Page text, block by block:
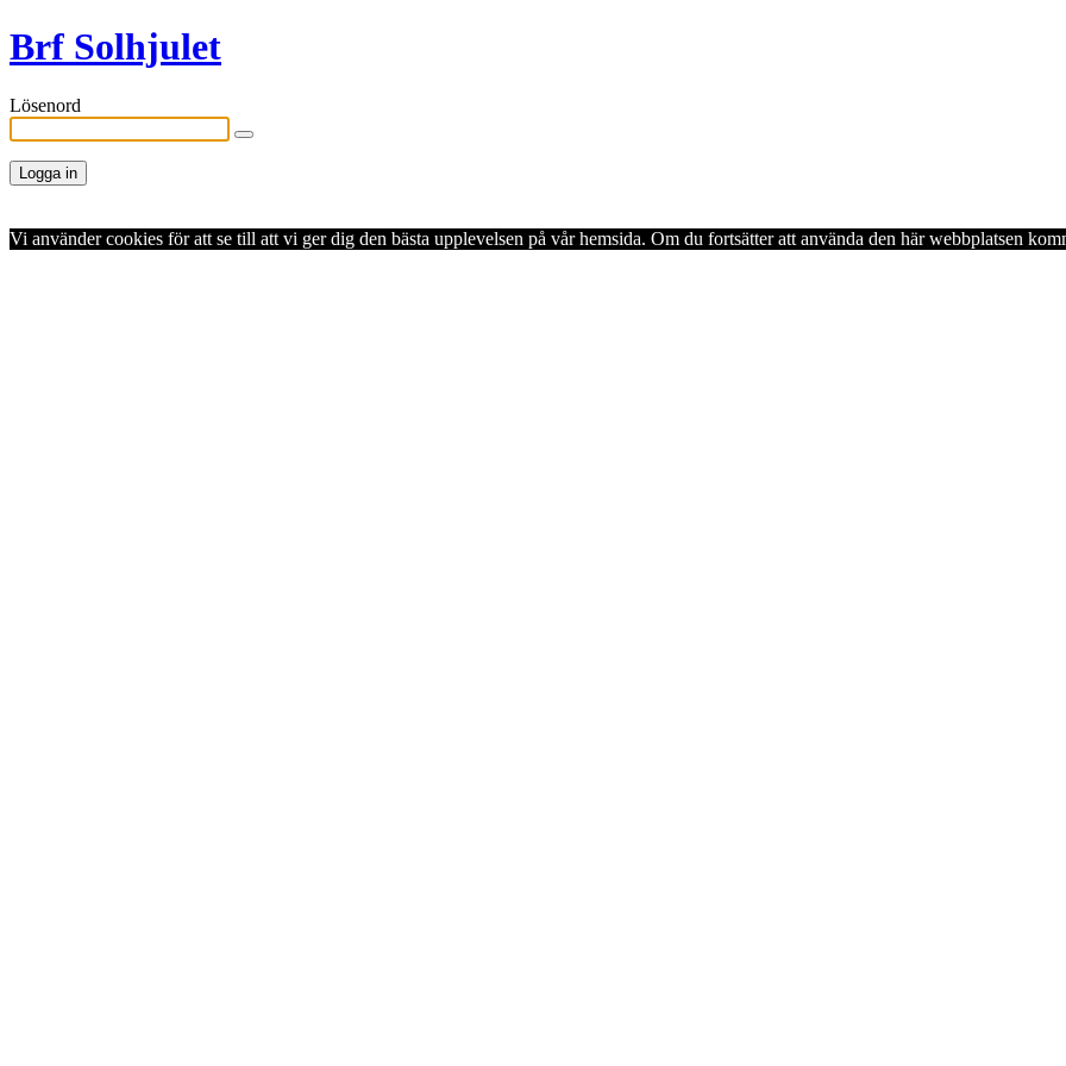
Brf Solhjulet
Lösenord
Vi använder cookies för att se till att vi ger dig den bästa upplevelsen på vår hemsida. Om du fortsätter att använda den här webbplatsen